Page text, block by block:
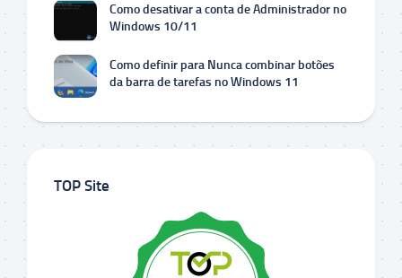
Como desativar a conta de Administrador no
Windows 10/11
Como definir para Nunca combinar botões
da barra de tarefas no Windows 11
TOP Site